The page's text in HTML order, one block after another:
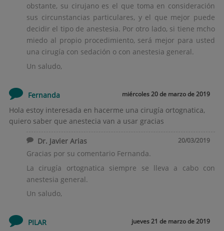
obstante, su cirujano es el que toma en consideración
sus circunstancias particulares, y el que mejor puede
decidir el tipo de anestesia. Por otro lado, si tiene mcho
miedo al propio procedimiento, será mejor para usted
una cirugía con sedación o con anestesia general.
Un saludo,
Fernanda miércoles 20 de marzo de 2019
Hola estoy interesada en hacerme una cirugía ortognatica,
quiero saber que anestecia van a usar gracias
Dr. Javier Arias 20/03/2019
Gracias por su comentario Fernanda.
La cirugía ortognatica siempre se lleva a cabo con
anestesia general.
Un saludo,
PILAR jueves 21 de marzo de 2019